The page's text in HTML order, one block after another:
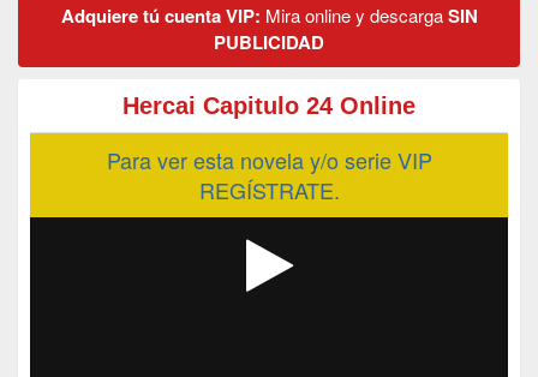
Adquiere tú cuenta VIP: Mira online y descargaSIN
PUBLICIDAD
Hercai Capitulo 24 Online
Para ver esta novela y/o serie VIP
REGÍSTRATE.